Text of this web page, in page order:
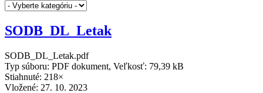
SODB_DL_Letak
SODB_DL_Letak.pdf
Typ súboru: PDF dokument, Veľkosť: 79,39 kB
Stiahnuté: 218×
Vložené: 27. 10. 2023